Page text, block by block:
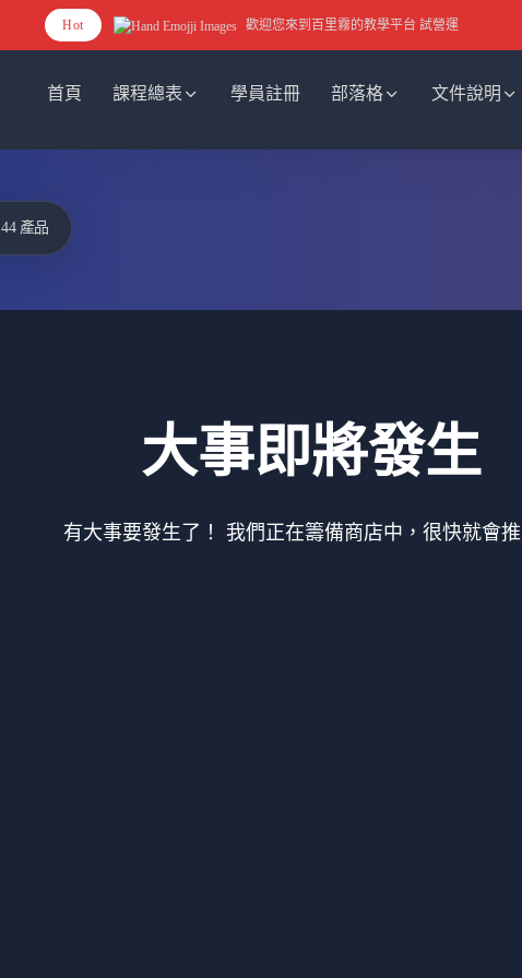
Hot 歡迎您來到百里霧的教學平台 試營運
首頁 課程總表 學員註冊 部落格 文件說明
44 產品
大事即將發生
有大事要發生了！ 我們正在籌備商店中，很快就會推